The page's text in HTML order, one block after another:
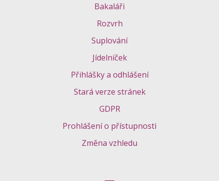
Bakaláři
Rozvrh
Suplování
Jídelníček
Přihlášky a odhlášení
Stará verze stránek
GDPR
Prohlášení o přístupnosti
Změna vzhledu